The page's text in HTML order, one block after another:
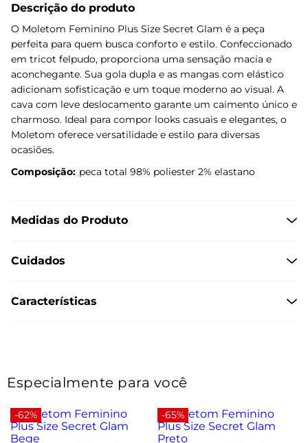
Descrição do produto
O Moletom Feminino Plus Size Secret Glam é a peça
perfeita para quem busca conforto e estilo. Confeccionado
em tricot felpudo, proporciona uma sensação macia e
aconchegante. Sua gola dupla e as mangas com elástico
adicionam sofisticação e um toque moderno ao visual. A
cava com leve deslocamento garante um caimento único e
charmoso. Ideal para compor looks casuais e elegantes, o
Moletom oferece versatilidade e estilo para diversas
ocasiões.
Composição: peca total 98% poliester 2% elastano
Medidas do Produto
Cuidados
Características
Especialmente para você
-62% -65%